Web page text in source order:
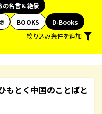
の名言＆絶景
BOOKS
D-Books
絞り込み条件を追加
もとく中国のことばと